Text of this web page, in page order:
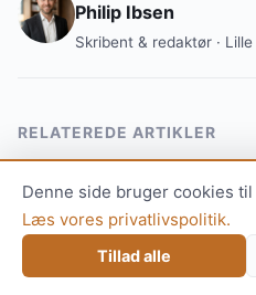
Philip Ibsen
Skribent & redaktør ·
RELATEREDE ARTIKLER
Elastikker og
komplette guide
træning
8. jun 2026 · 13
Denne side bruger cookies
Læs vores privatlivspolitik.
Tillad alle